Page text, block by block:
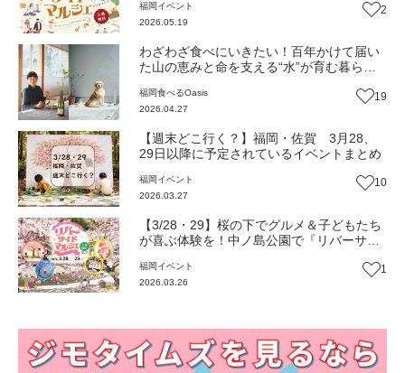
珂川市）【イベント】
福岡 イベント
2026.05.19
2
わざわざ食べにいきたい！百年かけて届い
た山の恵みと命を支える“水”が育む暮らし
【Oasis~心の休息地をめぐる旅~】
福岡食べるOasis
2026.04.27
19
【週末どこ行く？】福岡・佐賀 3月28、
29日以降に予定されているイベントまとめ
福岡 イベント
2026.03.27
10
【3/28・29】桜の下でグルメ＆子どもたち
が喜ぶ体験を！中ノ島公園で『リバーサイ
岡・那珂川市）【イベント】
福岡 イベント
2026.03.26
1